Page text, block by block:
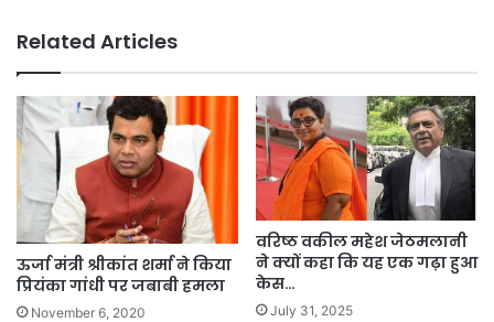
Related Articles
ऊर्जा मंत्री श्रीकांत शर्मा ने किया
प्रियंका गांधी पर जबाबी हमला
November 6, 2020
वरिष्ठ वकील महेश जेठमलानी
ने क्यों कहा कि यह एक गढ़ा हुआ
केस…
July 31, 2025